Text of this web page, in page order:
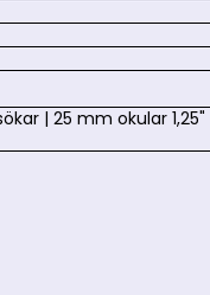
| 25 mm okular 1,25"